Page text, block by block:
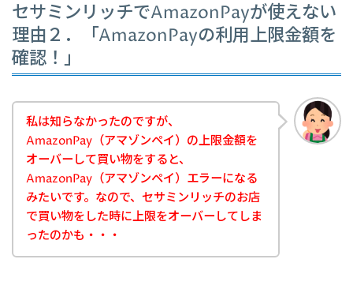
セサミンリッチでAmazonPayが使えない
理由２．「AmazonPayの利用上限金額を
確認！」
私は知らなかったのですが、
AmazonPay（アマゾンペイ）の上限金額を
オーバーして買い物をすると、
AmazonPay（アマゾンペイ）エラーになる
みたいです。なので、セサミンリッチのお店
で買い物をした時に上限をオーバーしてしま
ったのかも・・・